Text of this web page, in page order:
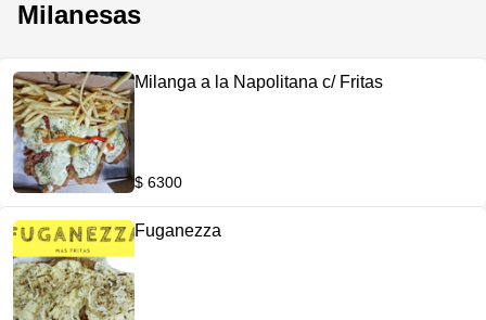
Milanesas
Milanga a la Napolitana c/ Fritas
$ 6300
Fuganezza